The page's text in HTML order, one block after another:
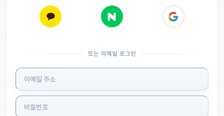
또는 이메일 로그인
로그인 정보 입력